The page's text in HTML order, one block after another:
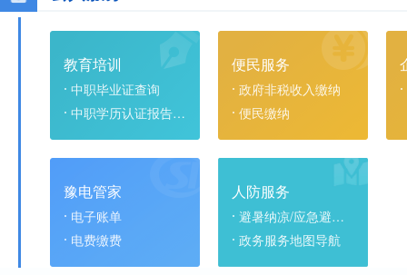
教育培训
中职毕业证查询
中职学历认证报告查询
便民服务
政府非税收入缴纳
便民缴纳
豫电管家
电子账单
电费缴费
人防服务
避暑纳凉/应急避难场所
政务服务地图导航